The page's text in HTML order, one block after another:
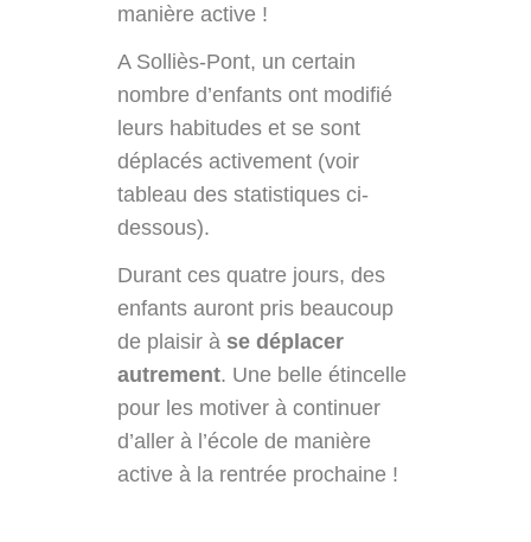
manière active !
A Solliès-Pont, un certain
nombre d’enfants ont modifié
leurs habitudes et se sont
déplacés activement (voir
tableau des statistiques ci-
dessous).
Durant ces quatre jours, des
enfants auront pris beaucoup
de plaisir à se déplacer
autrement. Une belle étincelle
pour les motiver à continuer
d’aller à l’école de manière
active à la rentrée prochaine !